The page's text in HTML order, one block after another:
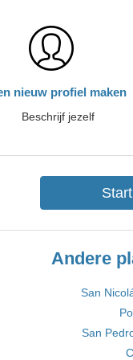
nieuw profiel maken
Beschrijf jezelf
Andere
San
San